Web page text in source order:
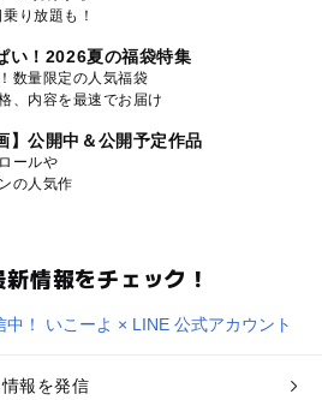
り放題も！
い！2026夏の福袋特集
数量限定の人気福袋
、内容を最速でお届け
】公開中＆公開予定作品
ールや
の人気作
情報をチェック！
報を発信